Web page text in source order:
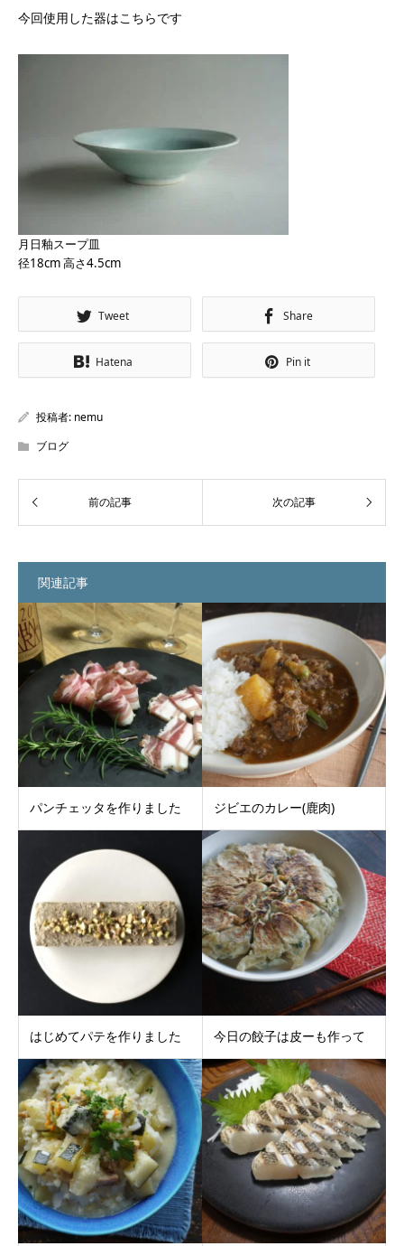
今回使用した器はこちらです
月日釉スープ皿
径18cm 高さ4.5cm
Tweet Share
Hatena Pin it
投稿者: nemu
ブログ
関連記事
パンチェッタを作りました ジビエのカレー(鹿肉)
はじめてパテを作りました 今日の餃子は皮ーも作って